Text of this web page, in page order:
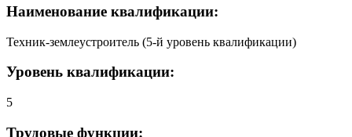
Наименование квалификации:
Техник-землеустроитель (5-й уровень квалификации)
Уровень квалификации:
5
Трудовые функции: